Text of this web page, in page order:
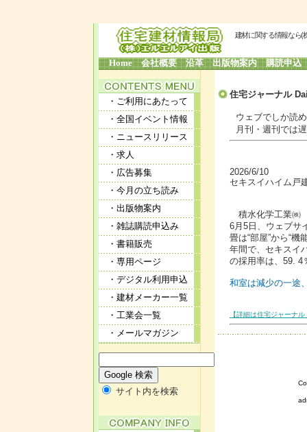
建材に関する情報なら(
Home 会社概要 沿革 出版物案内 購読申込
・ご利用にあたって
・全国イベント情報
・ニュースリリース
・求人
・広告募集
・今月の立ち読み
・出版物案内
・雑誌購読申込み
・書籍販売
・専用ページ
・デジタル利用申込
・建材メーカー一覧
・工業会一覧
・メールマガジン
サイト内を検索
住宅ジャーナル
ウェブでしか読め
月刊・週刊では遅
2026/6/10
セキスイハイム戸
積水化学工業㈱
6月5日、ウェブサ
畳は“部屋”から“
年間で、セキスイ
の採用率は、59.
和室は減少の一途
【詳細は住宅ジャーナ